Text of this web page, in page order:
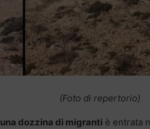
(Foto di repertorio)
una dozzina di migranti è entrata